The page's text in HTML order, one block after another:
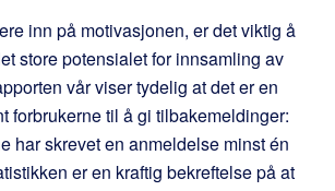
inn på motivasjonen, er det viktig å
store potensialet for innsamling av
vår viser tydelig at det er en
forbrukerne til å gi tilbakemeldinger:
har skrevet en anmeldelse minst én
er en kraftig bekreftelse på at